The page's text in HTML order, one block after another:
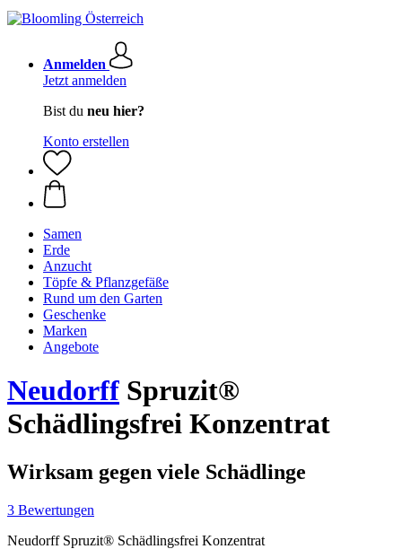
Anmelden
Jetzt anmelden
Bist du neu hier?
Konto erstellen
Samen
Erde
Anzucht
Töpfe & Pflanzgefäße
Rund um den Garten
Geschenke
Marken
Angebote
Neudorff Spruzit®
Schädlingsfrei Konzentrat
Wirksam gegen viele Schädlinge
3 Bewertungen
Neudorff Spruzit® Schädlingsfrei Konzentrat